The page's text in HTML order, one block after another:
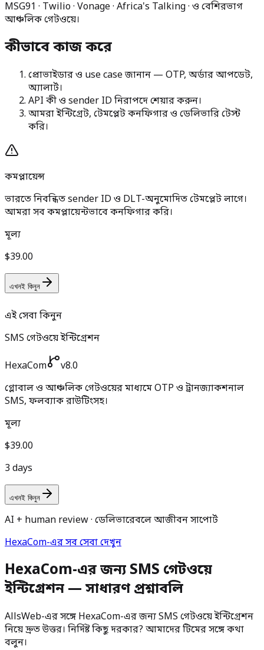
MSG91 · Twilio · Vonage · Africa's Talking · ও বেশিরভাগ
আঞ্চলিক গেটওয়ে।
কীভাবে কাজ করে
প্রোভাইডার ও use case জানান — OTP, অর্ডার আপডেট,
অ্যালার্ট।
API কী ও sender ID নিরাপদে শেয়ার করুন।
আমরা ইন্টিগ্রেট, টেমপ্লেট কনফিগার ও ডেলিভারি টেস্ট
করি।
কমপ্লায়েন্স
ভারতে নিবন্ধিত sender ID ও DLT-অনুমোদিত টেমপ্লেট লাগে।
আমরা সব কমপ্লায়েন্টভাবে কনফিগার করি।
মূল্য
$39.00
এখনই কিনুন
এই সেবা কিনুন
SMS গেটওয়ে ইন্টিগ্রেশন
HexaCom
v8.0
গ্লোবাল ও আঞ্চলিক গেটওয়ের মাধ্যমে OTP ও ট্রানজ্যাকশনাল
SMS, ফলব্যাক রাউটিংসহ।
মূল্য
$39.00
3 days
এখনই কিনুন
AI + human review · ডেলিভারেবলে আজীবন সাপোর্ট
HexaCom-এর সব সেবা দেখুন
HexaCom-এর জন্য SMS গেটওয়ে
ইন্টিগ্রেশন — সাধারণ প্রশ্নাবলি
AllsWeb-এর সঙ্গে HexaCom-এর জন্য SMS গেটওয়ে ইন্টিগ্রেশন
নিয়ে দ্রুত উত্তর। নির্দিষ্ট কিছু দরকার? আমাদের টিমের সঙ্গে কথা
বলুন।